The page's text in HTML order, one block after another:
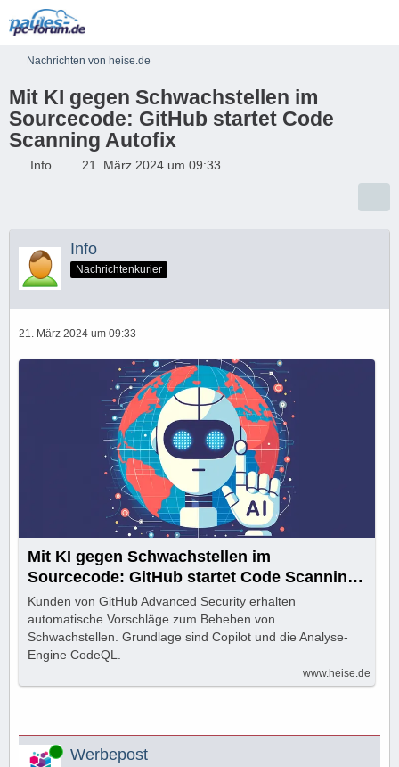
Nachrichten von heise.de
Mit KI gegen Schwachstellen im
Sourcecode: GitHub startet Code
Scanning Autofix
Info 21. März 2024 um 09:33
Info
Nachrichtenkurier
21. März 2024 um 09:33
Mit KI gegen Schwachstellen im
Sourcecode: GitHub startet Code Scanning
Autofix
Kunden von GitHub Advanced Security erhalten
automatische Vorschläge zum Beheben von
Schwachstellen. Grundlage sind Copilot und die Analyse-
Engine CodeQL.
www.heise.de
Online Werbepost